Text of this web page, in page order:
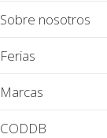
Sobre nosotros
Ferias
Marcas
CODDB